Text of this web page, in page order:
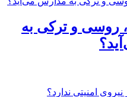
روسی و ترکی به